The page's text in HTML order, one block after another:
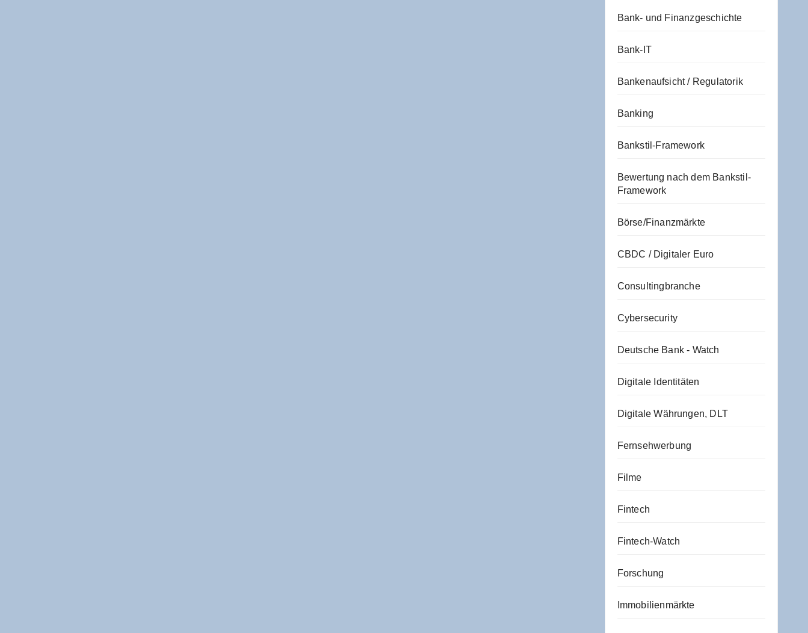
Bank- und Finanzgeschichte
Bank-IT
Bankenaufsicht / Regulatorik
Banking
Bankstil-Framework
Bewertung nach dem Bankstil-
Framework
Börse/Finanzmärkte
CBDC / Digitaler Euro
Consultingbranche
Cybersecurity
Deutsche Bank - Watch
Digitale Identitäten
Digitale Währungen, DLT
Fernsehwerbung
Filme
Fintech
Fintech-Watch
Forschung
Immobilienmärkte